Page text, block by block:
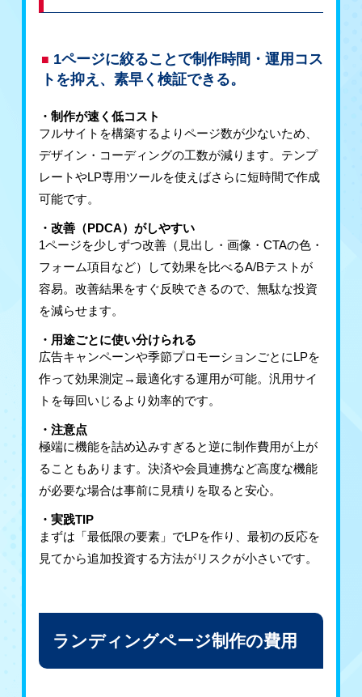
1ページに絞ることで制作時間・運用コス
トを抑え、素早く検証できる。
・制作が速く低コスト
フルサイトを構築するよりページ数が少ないため、
デザイン・コーディングの工数が減ります。テンプ
レートやLP専用ツールを使えばさらに短時間で作成
可能です。
・改善（PDCA）がしやすい
1ページを少しずつ改善（見出し・画像・CTAの色・
フォーム項目など）して効果を比べるA/Bテストが
容易。改善結果をすぐ反映できるので、無駄な投資
を減らせます。
・用途ごとに使い分けられる
広告キャンペーンや季節プロモーションごとにLPを
作って効果測定→最適化する運用が可能。汎用サイ
トを毎回いじるより効率的です。
・注意点
極端に機能を詰め込みすぎると逆に制作費用が上が
ることもあります。決済や会員連携など高度な機能
が必要な場合は事前に見積りを取ると安心。
・実践TIP
まずは「最低限の要素」でLPを作り、最初の反応を
見てから追加投資する方法がリスクが小さいです。
ランディングページ制作の費用